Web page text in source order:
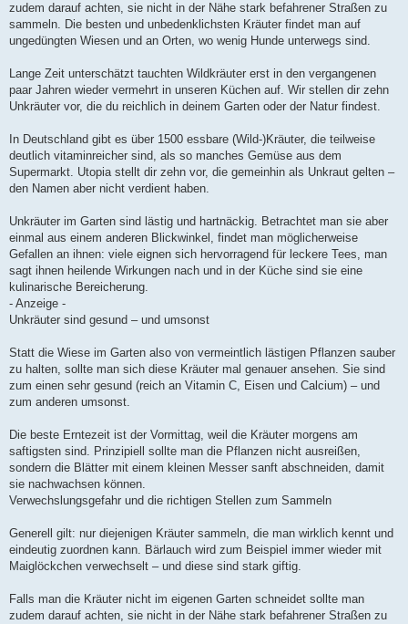
zudem darauf achten, sie nicht in der Nähe stark befahrener Straßen zu
sammeln. Die besten und unbedenklichsten Kräuter findet man auf
ungedüngten Wiesen und an Orten, wo wenig Hunde unterwegs sind.
Lange Zeit unterschätzt tauchten Wildkräuter erst in den vergangenen
paar Jahren wieder vermehrt in unseren Küchen auf. Wir stellen dir zehn
Unkräuter vor, die du reichlich in deinem Garten oder der Natur findest.
In Deutschland gibt es über 1500 essbare (Wild-)Kräuter, die teilweise
deutlich vitaminreicher sind, als so manches Gemüse aus dem
Supermarkt. Utopia stellt dir zehn vor, die gemeinhin als Unkraut gelten –
den Namen aber nicht verdient haben.
Unkräuter im Garten sind lästig und hartnäckig. Betrachtet man sie aber
einmal aus einem anderen Blickwinkel, findet man möglicherweise
Gefallen an ihnen: viele eignen sich hervorragend für leckere Tees, man
sagt ihnen heilende Wirkungen nach und in der Küche sind sie eine
kulinarische Bereicherung.
- Anzeige -
Unkräuter sind gesund – und umsonst
Statt die Wiese im Garten also von vermeintlich lästigen Pflanzen sauber
zu halten, sollte man sich diese Kräuter mal genauer ansehen. Sie sind
zum einen sehr gesund (reich an Vitamin C, Eisen und Calcium) – und
zum anderen umsonst.
Die beste Erntezeit ist der Vormittag, weil die Kräuter morgens am
saftigsten sind. Prinzipiell sollte man die Pflanzen nicht ausreißen,
sondern die Blätter mit einem kleinen Messer sanft abschneiden, damit
sie nachwachsen können.
Verwechslungsgefahr und die richtigen Stellen zum Sammeln
Generell gilt: nur diejenigen Kräuter sammeln, die man wirklich kennt und
eindeutig zuordnen kann. Bärlauch wird zum Beispiel immer wieder mit
Maiglöckchen verwechselt – und diese sind stark giftig.
Falls man die Kräuter nicht im eigenen Garten schneidet sollte man
zudem darauf achten, sie nicht in der Nähe stark befahrener Straßen zu